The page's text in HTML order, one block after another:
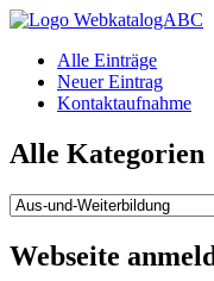
WebkatalogABC
Alle Einträge
Neuer Eintrag
Kontaktaufnahme
Alle Kategorien
Alle
Webseite